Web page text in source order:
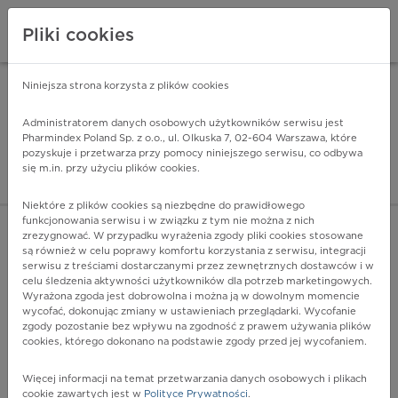
Pharmindex - lider
ZALOGUJ SIĘ
T44.0 - Zatrucie środkami blokującymi cholinesterazę
Więcej na lekiicd10.pl
Pliki cookies
Niniejsza strona korzysta z plików cookies
Administratorem danych osobowych użytkowników serwisu jest
Pharmindex Poland Sp. z o.o., ul. Olkuska 7, 02-604 Warszawa, które
pozyskuje i przetwarza przy pomocy niniejszego serwisu, co odbywa
się m.in. przy użyciu plików cookies.
Niektóre z plików cookies są niezbędne do prawidłowego
funkcjonowania serwisu i w związku z tym nie można z nich
zrezygnować. W przypadku wyrażenia zgody pliki cookies stosowane
są również w celu poprawy komfortu korzystania z serwisu, integracji
serwisu z treściami dostarczanymi przez zewnętrznych dostawców i w
celu śledzenia aktywności użytkowników dla potrzeb marketingowych.
Wyrażona zgoda jest dobrowolna i można ją w dowolnym momencie
wycofać, dokonując zmiany w ustawieniach przeglądarki. Wycofanie
zgody pozostanie bez wpływu na zgodność z prawem używania plików
cookies, którego dokonano na podstawie zgody przed jej wycofaniem.
Więcej informacji na temat przetwarzania danych osobowych i plikach
cookie zawartych jest w Polityce Prywatności.
ZA DARMO - w Google Play INSTALUJ